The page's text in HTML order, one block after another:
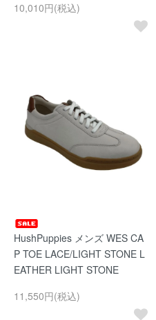
10,010円(税込)
HushPuppies メンズ WES CA
P TOE LACE/LIGHT STONE L
EATHER LIGHT STONE
11,550円(税込)